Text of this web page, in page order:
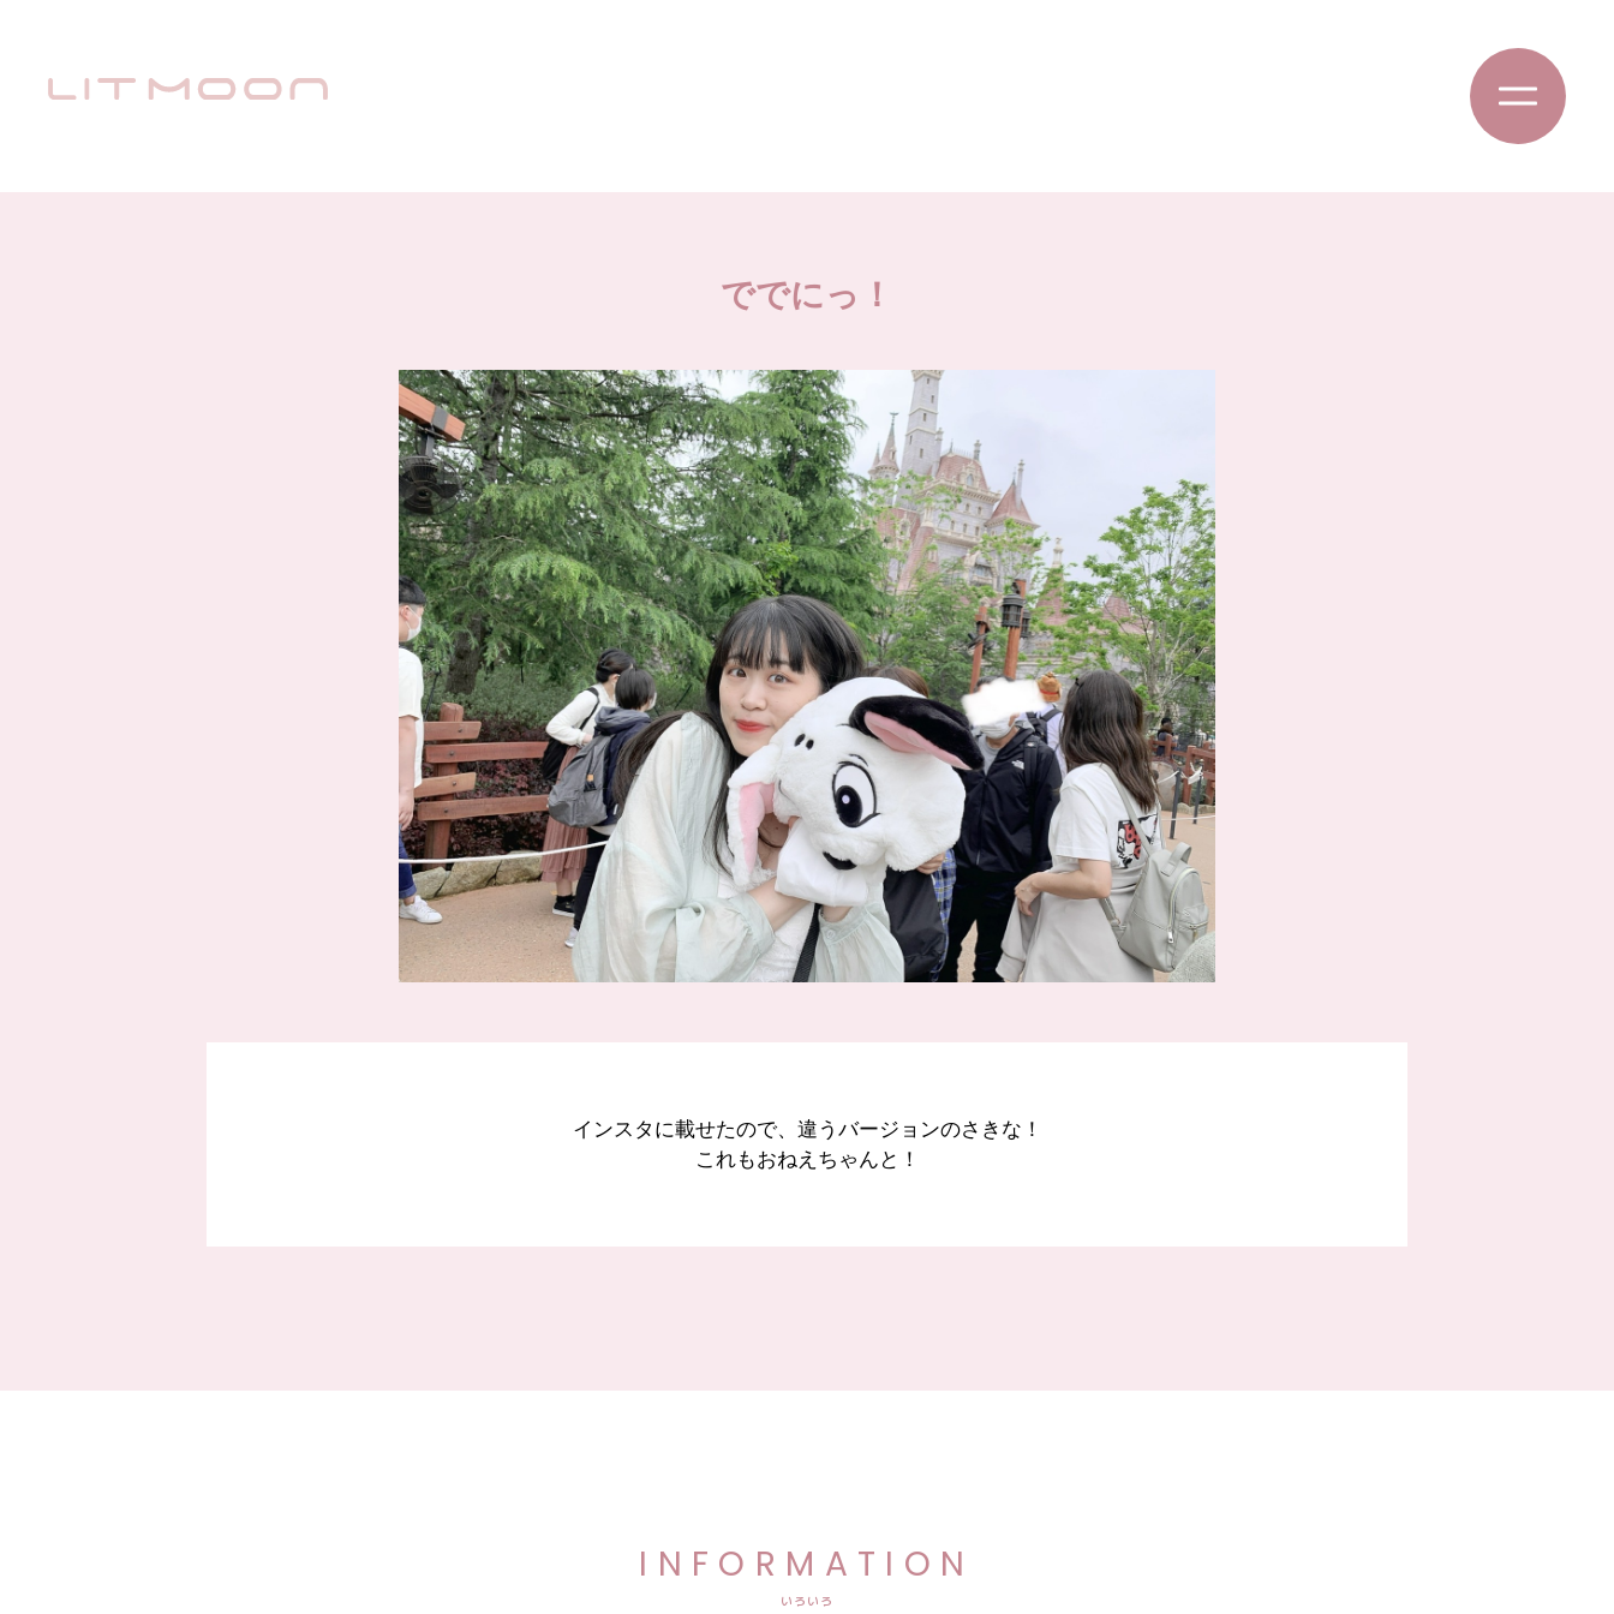
ででにっ！
インスタに載せたので、違うバージョンのさきな！
これもおねえちゃんと！
INFORMATION
いろいろ